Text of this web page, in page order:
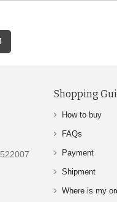
Shopping
How to buy
FAQs
Payment
Shipment
Where is my